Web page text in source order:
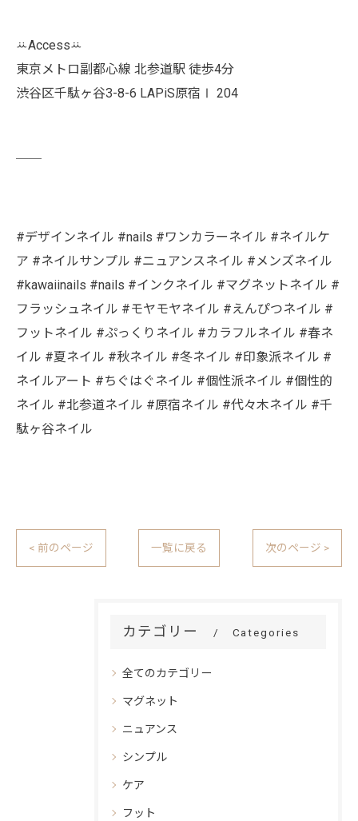
ꕁAccessꕁ
東京メトロ副都心線 北参道駅 徒歩4分
渋谷区千駄ヶ谷3-8-6 LAPiS原宿Ⅰ 204
#デザインネイル #nails #ワンカラーネイル #ネイルケ
ア #ネイルサンプル #ニュアンスネイル #メンズネイル
#kawaiinails #nails #インクネイル #マグネットネイル #
フラッシュネイル #モヤモヤネイル #えんぴつネイル #
フットネイル #ぷっくりネイル #カラフルネイル #春ネ
イル #夏ネイル #秋ネイル #冬ネイル #印象派ネイル #
ネイルアート #ちぐはぐネイル #個性派ネイル #個性的
ネイル #北参道ネイル #原宿ネイル #代々木ネイル #千
駄ヶ谷ネイル
< 前のページ 一覧に戻る 次のページ >
カテゴリー Categories
全てのカテゴリー
マグネット
ニュアンス
シンプル
ケア
フット